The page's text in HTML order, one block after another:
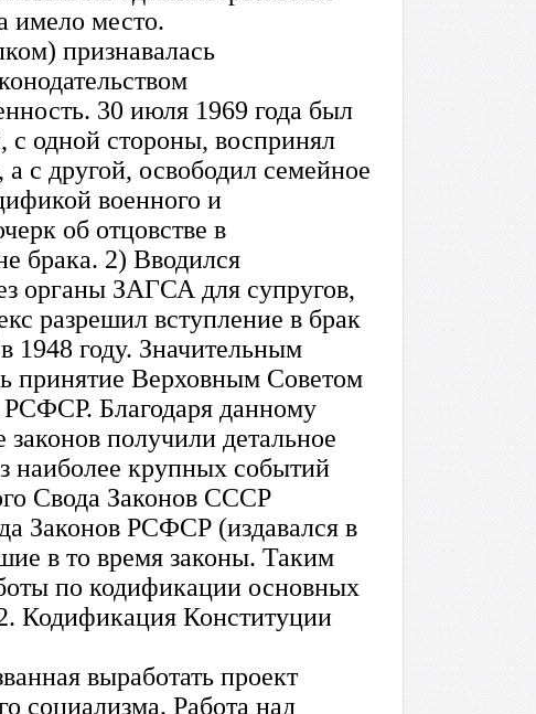
имело место.
признавалась
30 июля 1969 года был
одной стороны, воспринял
с другой, освободил семейное
военного и
об отцовстве в
брака. 2) Вводился
органы ЗАГСА для супругов,
разрешил вступление в брак
1948 году. Значительным
принятие Верховным Советом
Благодаря данному
получили детальное
крупных событий
Свода Законов СССР
Законов РСФСР (издавался в
в то время законы. Таким
по кодификации основных
Кодификация Конституции
выработать проект
социализма. Работа над